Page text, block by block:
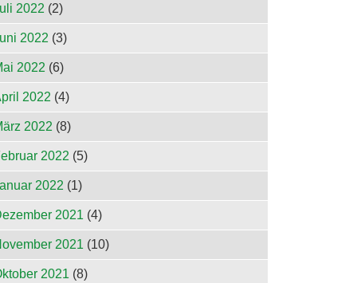
2022 (2)
2022 (3)
2022 (6)
2022 (4)
2022 (8)
2022 (5)
2022 (1)
2021 (4)
2021 (10)
2021 (8)